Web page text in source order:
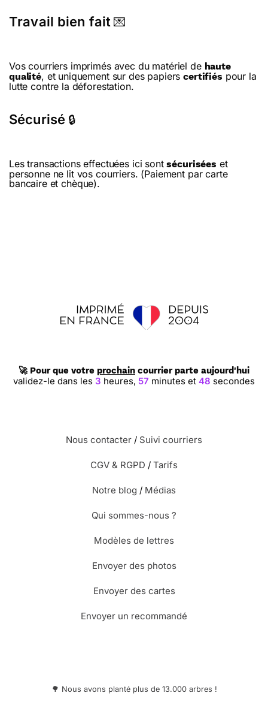
Travail bien fait 💌
Vos courriers imprimés avec du matériel de haute
qualité, et uniquement sur des papierscertifiés pour la
lutte contre la déforestation.
Sécurisé 🔒
Les transactions effectuées ici sontsécurisées et
personne ne lit vos courriers. (Paiement par carte
bancaire et chèque).
🚀 Pour que votre prochain courrier parte aujourd'hui
validez-le dans les 3 heures, 57 minutes et 48 secondes
Nous contacter / Suivi courriers
CGV & RGPD / Tarifs
Notre blog / Médias
Qui sommes-nous ?
Modèles de lettres
Envoyer des photos
Envoyer des cartes
Envoyer un recommandé
🌳 Nous avons planté plus de 13.000 arbres !